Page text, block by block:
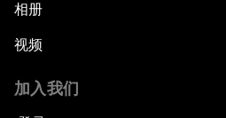
相册
视频
加入我们